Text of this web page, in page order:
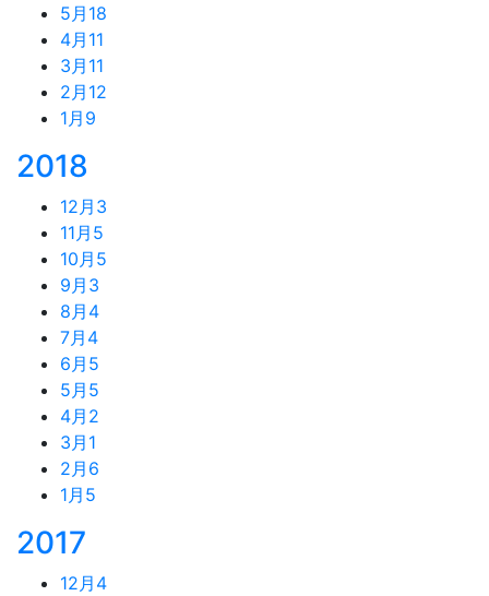
5月 18
4月 11
3月 11
2月 12
1月 9
2018
12月 3
11月 5
10月 5
9月 3
8月 4
7月 4
6月 5
5月 5
4月 2
3月 1
2月 6
1月 5
2017
12月 4